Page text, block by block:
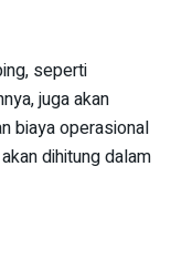
seperti
juga akan
biaya operasional
dihitung dalam